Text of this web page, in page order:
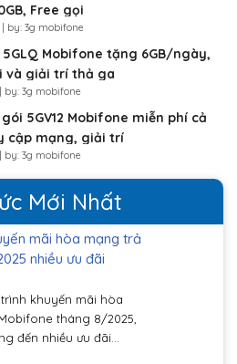
Free gọi
by: 3g mobifone
5GLQ Mobifone tặng 6GB/ngày,
và giải trí thả ga
by: 3g mobifone
5GV12 Mobifone miễn phí cả
cập mạng, giải trí
by: 3g mobifone
Mới Nhất
mãi hòa mạng trả
nhiều ưu đãi
khuyến mãi hòa
tháng 8/2025,
đến nhiều ưu đãi...